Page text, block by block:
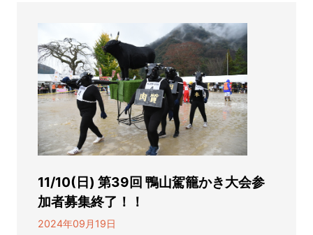
11/10(日) 第39回 鴨山駕籠かき大会参
加者募集終了！！
2024年09月19日